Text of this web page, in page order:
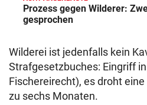
Prozess gegen Wilderer:
gesprochen
Wilderei ist jedenfalls kein
Strafgesetzbuches: Eingriff
Fischereirecht), es droht
zu sechs Monaten.